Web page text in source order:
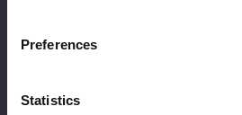
Preferences
Statistics